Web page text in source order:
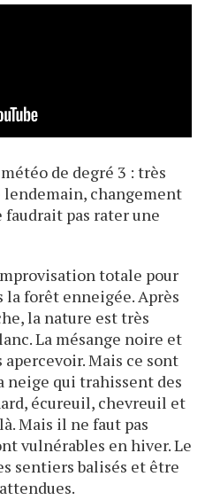
de degré 3 : très
changement
pas rater une
totale pour
forêt enneigée. Après
la nature est très
La mésange noire et
Mais ce sont
neige qui trahissent des
écureuil, chevreuil et
Mais il ne faut pas
vulnérables en hiver. Le
sentiers balisés et être